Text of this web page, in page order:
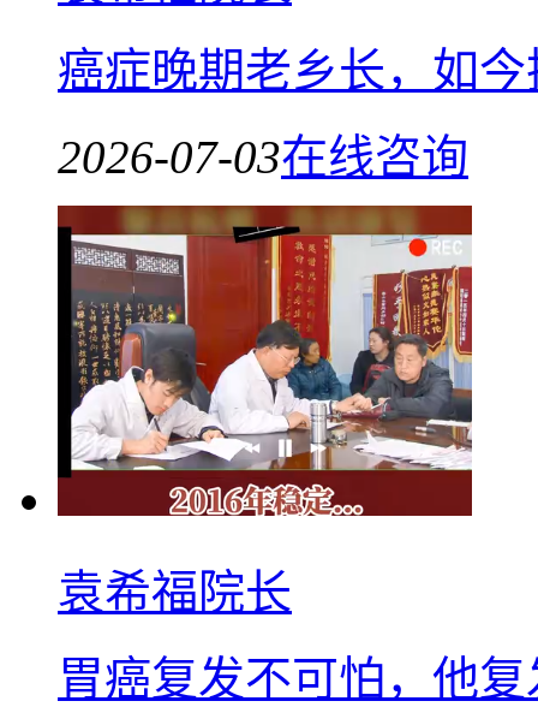
癌症晚期老乡长，如
2026-07-03在线咨询
袁希福院长
胃癌复发不可怕，他